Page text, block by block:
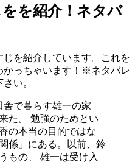
を紹介！ネタバ
を紹介しています。これを
かっちゃいます！※ネタバレ
い。
舎で暮らす雄一の家
た。 勉強のためとい
の本当の目的ではな
係」にある。以前、鈴
もの、 雄一は受け入